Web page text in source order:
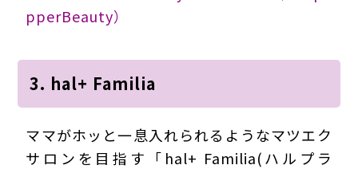
pperBeauty）
3. hal+ Familia
ママがホッと一息入れられるようなマツエク
サロンを目指す「hal+ Familia(ハルプラ